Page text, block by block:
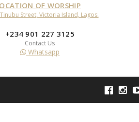
OF WORSHIP
Street, Victoria Island, Lagos.
+234 901 227 3125
Contact Us
Whatsapp